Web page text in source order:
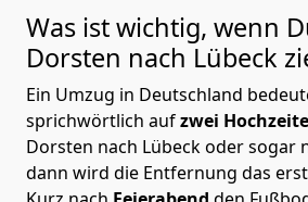
Was ist wichtig, wenn
Dorsten nach Lübeck
Ein Umzug in Deutschland
sprichwörtlich aufzwei
Dorsten nach Lübeck oder sogar
dann wird die Entfernung das